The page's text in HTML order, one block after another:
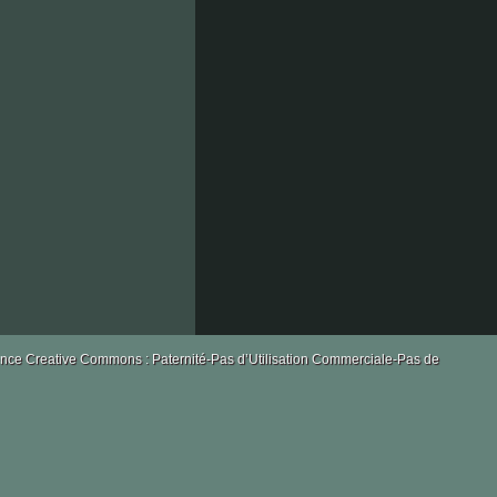
Creative Commons : Paternité-Pas d’Utilisation Commerciale-Pas de